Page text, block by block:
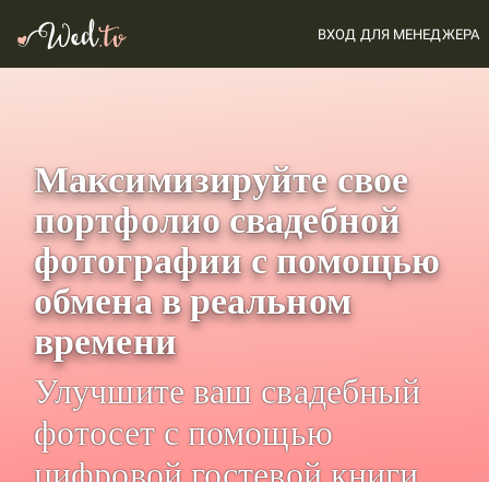
ВХОД ДЛЯ МЕНЕДЖЕРА
Максимизируйте свое
портфолио свадебной
фотографии с помощью
обмена в реальном
времени
Улучшите ваш свадебный
фотосет с помощью
цифровой гостевой книги